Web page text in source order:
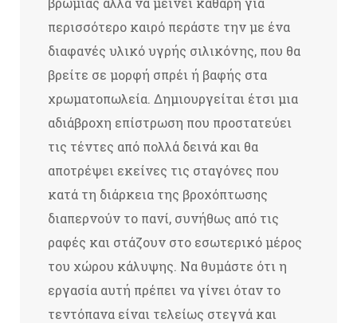
περισσότερο καιρό περάστε την με ένα
διαφανές υλικό υγρής σιλικόνης, που θα
βρείτε σε μορφή σπρέι ή βαφής στα
χρωματοπωλεία. Δημιουργείται έτσι μια
αδιάβροχη επίστρωση που προστατεύει
τις τέντες από πολλά δεινά και θα
αποτρέψει εκείνες τις σταγόνες που
κατά τη διάρκεια της βροχόπτωσης
διαπερνούν το πανί, συνήθως από τις
ραφές και στάζουν στο εσωτερικό μέρος
του χώρου κάλυψης. Να θυμάστε ότι η
εργασία αυτή πρέπει να γίνει όταν το
τεντόπανα είναι τελείως στεγνά και